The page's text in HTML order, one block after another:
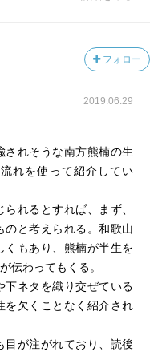
フォロー
2019.06.29
されそうな南方熊楠の生
れを使って紹介してい
れるとすれば、まず、
のと考えられる。和歌山
くもあり、熊楠が半生を
伝わってもくる。
下ネタを織り交ぜている
を欠くことなく紹介され
目が注がれており、読後